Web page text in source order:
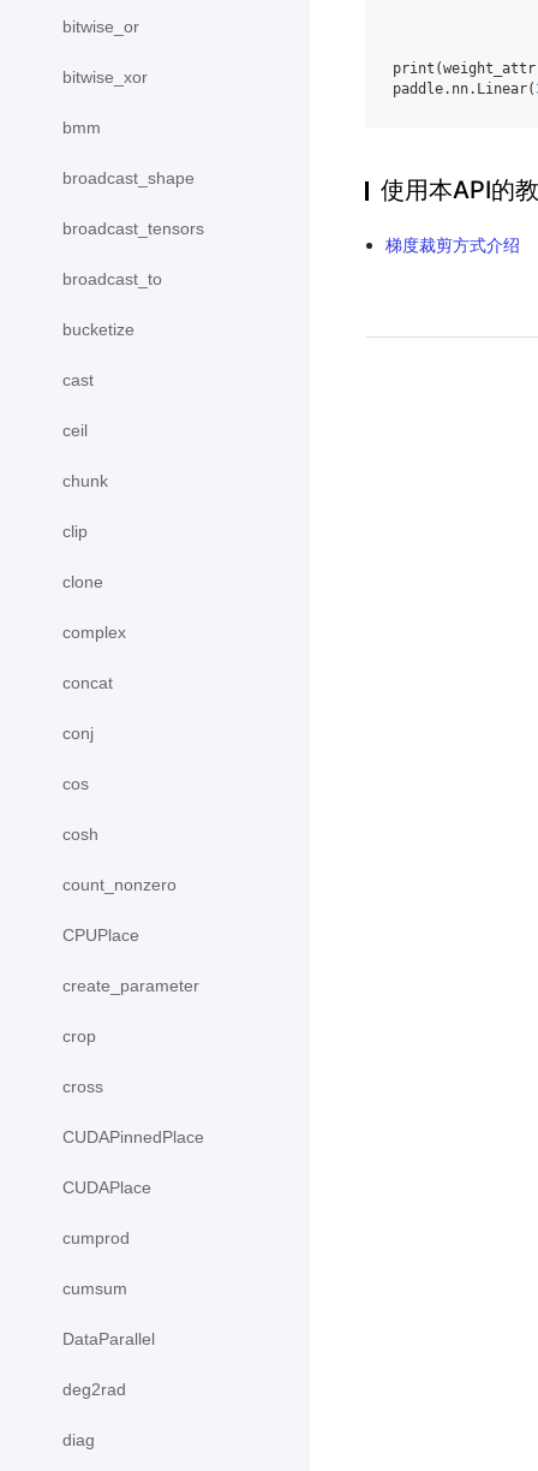
bitwise_or
bitwise_xor
bmm
broadcast_shape
broadcast_tensors
broadcast_to
bucketize
cast
ceil
chunk
clip
clone
complex
concat
conj
cos
cosh
count_nonzero
CPUPlace
create_parameter
crop
cross
CUDAPinnedPlace
CUDAPlace
cumprod
cumsum
DataParallel
deg2rad
diag
print (weight_attr
paddle. nn. Linear(
使用本API的
梯度裁剪方式介绍